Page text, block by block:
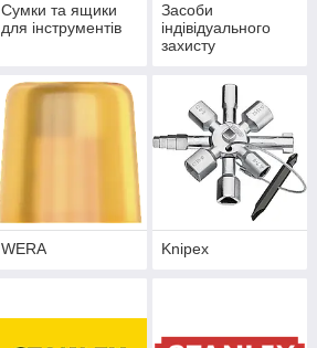
Сумки та ящики
для інструментів
Засоби
індівідуального
захисту
WERA Knipex